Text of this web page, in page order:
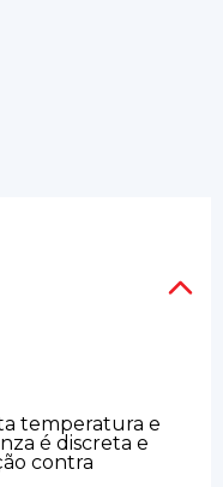
temperatura e
é discreta e
contra